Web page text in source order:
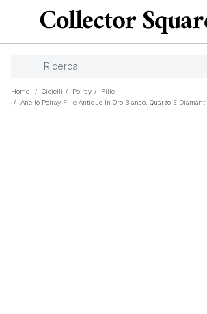
Home / Gioielli / Poiray /
Fille
/
Anello Poiray Fille Antique In Oro Bianco, Quarzo E Diamanti